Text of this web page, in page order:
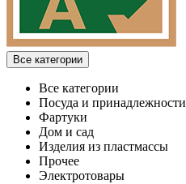
Все категории
Все категории
Посуда и принадлежности
Фартуки
Дом и сад
Изделия из пластмассы
Прочее
Электротовары